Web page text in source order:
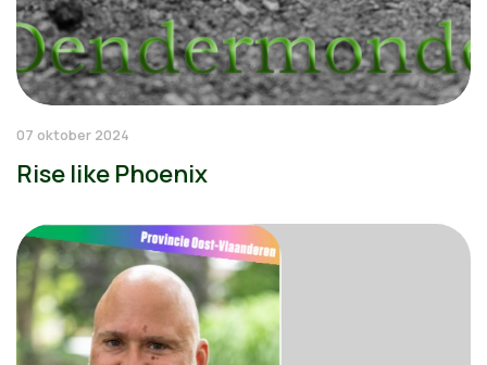
07 oktober 2024
Rise like Phoenix